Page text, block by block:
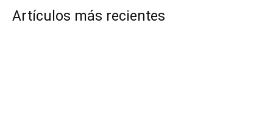
Artículos más recientes